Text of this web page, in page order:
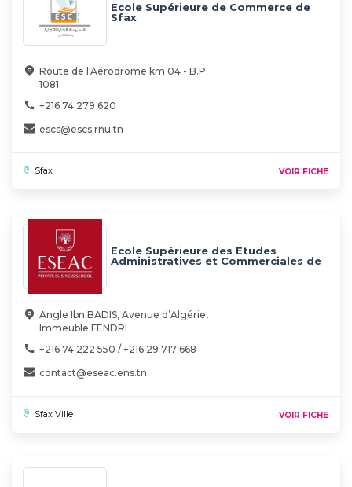
Ecole Supérieure de Commerce de
Sfax
Route de l'Aérodrome km 04 - B.P.
1081
+216 74 279 620
escs@escs.rnu.tn
Sfax VOIR FICHE
Ecole Supérieure des Etudes
Administratives et Commerciales de
Angle Ibn BADIS, Avenue d’Algérie,
Immeuble FENDRI
+216 74 222 550 / +216 29 717 668
contact@eseac.ens.tn
Sfax Ville VOIR FICHE